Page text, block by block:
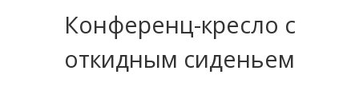
Конференц-кресло с
откидным сиденьем